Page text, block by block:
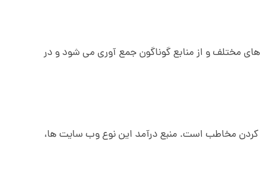
مختلف و از منابع گوناگون جمع آوری می شود و در
کردن مخاطب است. منبع درآمد این نوع وب سایت ها،